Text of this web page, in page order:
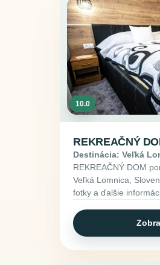
10.0
REKREAČNÝ
Destinácia: Veľká
REKREAČNÝ DOM
Veľká Lomnica,
fotky a ďalšie